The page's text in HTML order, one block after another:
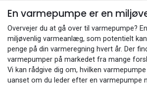
En varmepumpe er en
Overvejer du at gå over til varmepumpe?
miljøvenlig varmeanlæg, som potentielt
penge på din varmeregning hvert år. Der
varmepumper på markedet fra mange
Vi kan rådgive dig om, hvilken
uanset om du leder efter en varmepumpe